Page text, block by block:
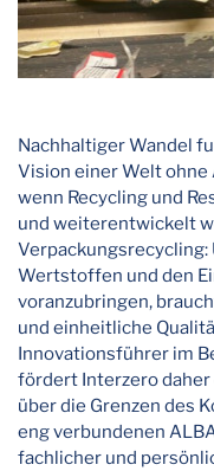
Nachhaltiger Wandel
Vision einer Welt
wenn Recycling und
und weiterentwickelt
Wertstoffen und den
voranzubringen,
und einheitliche
Innovationsführer im
fördert Interzero daher
über die Grenzen des
eng verbundenen
fachlicher und